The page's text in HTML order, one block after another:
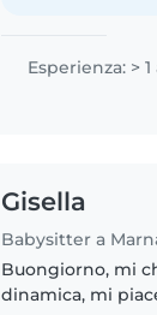
Esperienza: >
Gisella
Babysitter a
Buongiorno, mi
dinamica, mi